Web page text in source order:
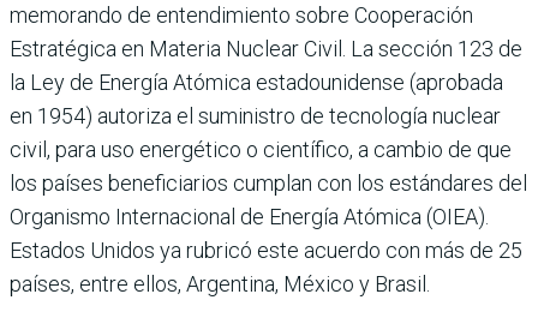
memorando de entendimiento sobre Cooperación
Estratégica en Materia Nuclear Civil. La sección 123 de
la Ley de Energía Atómica estadounidense (aprobada
en 1954) autoriza el suministro de tecnología nuclear
civil, para uso energético o científico, a cambio de que
los países beneficiarios cumplan con los estándares del
Organismo Internacional de Energía Atómica (OIEA).
Estados Unidos ya rubricó este acuerdo con más de 25
países, entre ellos, Argentina, México y Brasil.